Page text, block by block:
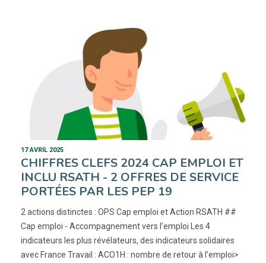
17 AVRIL 2025
CHIFFRES CLEFS 2024 CAP EMPLOI ET
INCLU RSATH - 2 OFFRES DE SERVICE
PORTÉES PAR LES PEP 19
2 actions distinctes : OPS Cap emploi et Action RSATH ##
Cap emploi - Accompagnement vers l’emploi Les 4
indicateurs les plus révélateurs, des indicateurs solidaires
avec France Travail : ACO1H : nombre de retour à l’emploi>